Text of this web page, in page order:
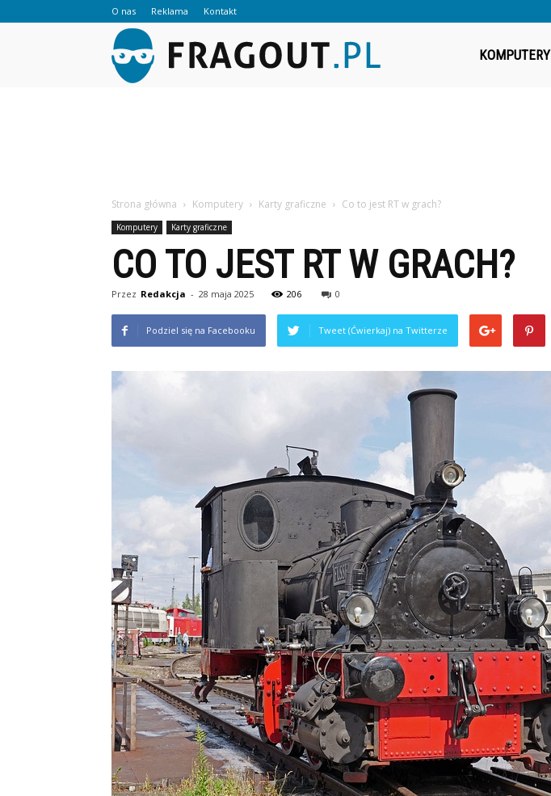
O nas Reklama Kontakt
KOMPUTERY
Strona główna Komputery Karty graficzne Co to jest RT w grach?
Komputery Karty graficzne
CO TO JEST RT W GRACH?
Przez Redakcja - 28 maja 2025 206 0
Podziel się na Facebooku Tweet (Ćwierkaj) na Twitterze